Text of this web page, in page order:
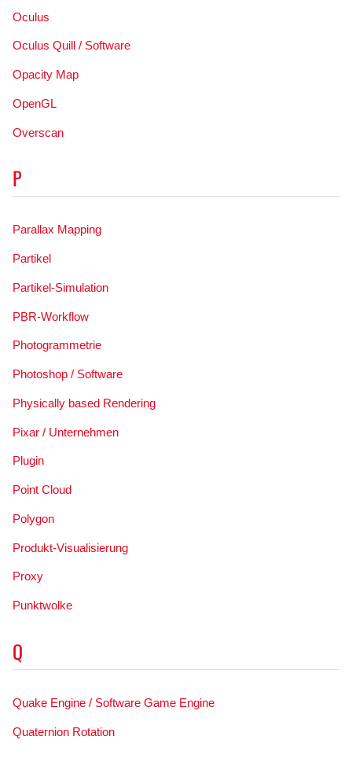
Oculus
Oculus Quill / Software
Opacity Map
OpenGL
Overscan
P
Parallax Mapping
Partikel
Partikel-Simulation
PBR-Workflow
Photogrammetrie
Photoshop / Software
Physically based Rendering
Pixar / Unternehmen
Plugin
Point Cloud
Polygon
Produkt-Visualisierung
Proxy
Punktwolke
Q
Quake Engine / Software Game Engine
Quaternion Rotation